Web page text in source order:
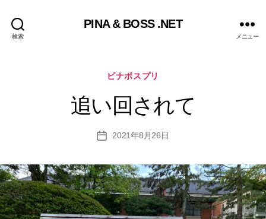
検索
PINA & BOSS .NET
メニュー
カ
ゴ
リ
ピナボスプリ
追い回されて
投
2021年8月26日